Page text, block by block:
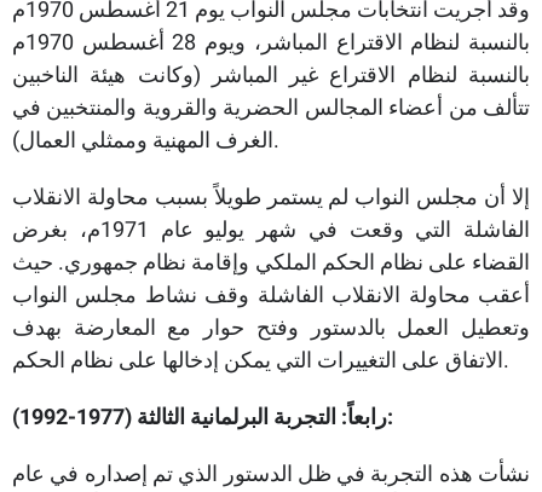
وقد أُجريت انتخابات مجلس النواب يوم 21 أغسطس 1970م
بالنسبة لنظام الاقتراع المباشر، ويوم 28 أغسطس 1970م
بالنسبة لنظام الاقتراع غير المباشر (وكانت هيئة الناخبين
تتألف من أعضاء المجالس الحضرية والقروية والمنتخبين في
الغرف المهنية وممثلي العمال).
إلا أن مجلس النواب لم يستمر طويلاً بسبب محاولة الانقلاب
الفاشلة التي وقعت في شهر يوليو عام 1971م، بغرض
القضاء على نظام الحكم الملكي وإقامة نظام جمهوري. حيث
أعقب محاولة الانقلاب الفاشلة وقف نشاط مجلس النواب
وتعطيل العمل بالدستور وفتح حوار مع المعارضة بهدف
الاتفاق على التغييرات التي يمكن إدخالها على نظام الحكم.
رابعاً: التجربة البرلمانية الثالثة (1977-1992):
نشأت هذه التجربة في ظل الدستور الذي تم إصداره في عام